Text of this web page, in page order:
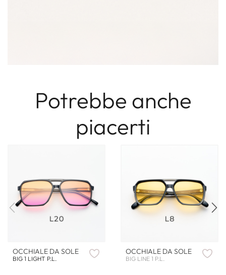
Potrebbe anche
piacerti
OCCHIALE DA SOLE
BIG 1 LIGHT P.L.
OCCHIALE DA SOLE
BIG LINE 1 P.L.